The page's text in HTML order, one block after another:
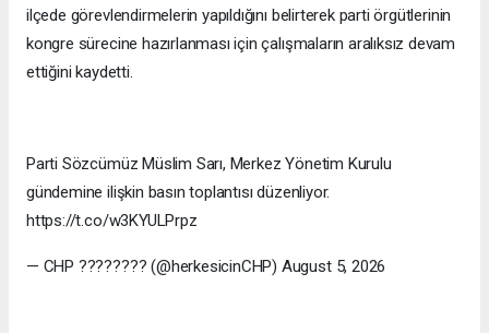
ilçede görevlendirmelerin yapıldığını belirterek parti örgütlerinin
kongre sürecine hazırlanması için çalışmaların aralıksız devam
ettiğini kaydetti.
Parti Sözcümüz Müslim Sarı, Merkez Yönetim Kurulu
gündemine ilişkin basın toplantısı düzenliyor.
https://t.co/w3KYULPrpz
— CHP ???????? (@herkesicinCHP) August 5, 2026